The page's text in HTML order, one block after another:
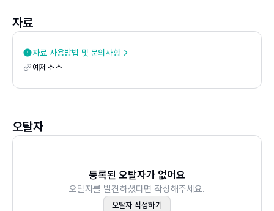
요약
Chapter 08 사용자와 프로세스 명령 익히기
03 포그라운드와 백그라운드 프로세스
실습 8-2 작업 관리하기
Chapter 09 파일 아카이브와 압축 명령 익히기
자료
자료 사용방법 및 문의사항
예제소스
오탈자
등록된 오탈자가 없어요
오탈자를 발견하셨다면 작성해주세요.
오탈자 작성하기